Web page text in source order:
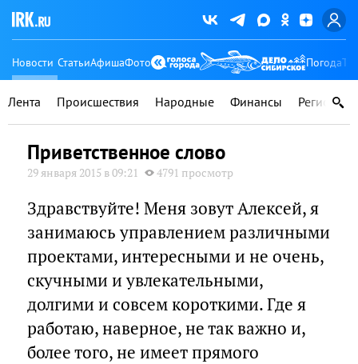
Новости СтатьиАфишаФото Погода
Лента Происшествия Народные Финансы Регионы
Приветственное слово
29 января 2015 в 09:21 4791 просмотр
Здравствуйте! Меня зовут Алексей, я
занимаюсь управлением различными
проектами, интересными и не очень,
скучными и увлекательными,
долгими и совсем короткими. Где я
работаю, наверное, не так важно и,
более того, не имеет прямого